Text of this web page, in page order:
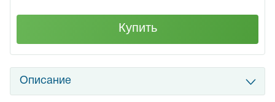
Купить
Описание